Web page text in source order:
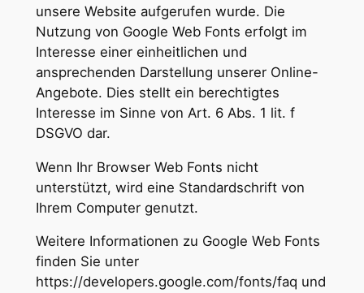
unsere Website aufgerufen wurde. Die
Nutzung von Google Web Fonts erfolgt im
Interesse einer einheitlichen und
ansprechenden Darstellung unserer Online-
Angebote. Dies stellt ein berechtigtes
Interesse im Sinne von Art. 6 Abs. 1 lit. f
DSGVO dar.
Wenn Ihr Browser Web Fonts nicht
unterstützt, wird eine Standardschrift von
Ihrem Computer genutzt.
Weitere Informationen zu Google Web Fonts
finden Sie unter
https://developers.google.com/fonts/faq und